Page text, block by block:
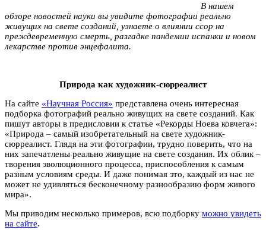
В нашем
обзоре новостей науки вы увидите фотографии реально
живущих на свете созданий, узнаете о влиянии ссор на
преждевременную смерть, разгадке пандемии испанки и новом
лекарстве против энцефалита.
Природа как художник-сюрреалист
На сайте «Научная Россия» представлена очень интересная
подборка фотографий реально живущих на свете созданий. Как
пишут авторы в предисловии к статье «Рекорды Ноева ковчега»:
«Природа – самый изобретательный на свете художник-
сюрреалист. Глядя на эти фотографии, трудно поверить, что на
них запечатлены реально живущие на свете создания. Их облик –
творения эволюционного процесса, приспособления к самым
разным условиям среды. И даже понимая это, каждый из нас не
может не удивляться бесконечному разнообразию форм живого
мира».
Мы приводим несколько примеров, всю подборку можно увидеть
на сайте.